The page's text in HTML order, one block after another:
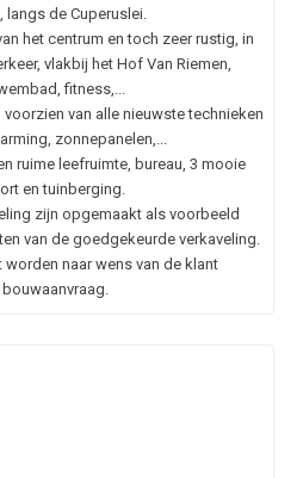
langs de Cuperuslei.
het centrum en toch zeer rustig, in
vlakbij het Hof Van Riemen,
fitness,...
van alle nieuwste technieken
zonnepanelen,...
ruime leefruimte, bureau, 3 mooie
en tuinberging.
zijn opgemaakt als voorbeeld
van de goedgekeurde verkaveling.
naar wens van de klant